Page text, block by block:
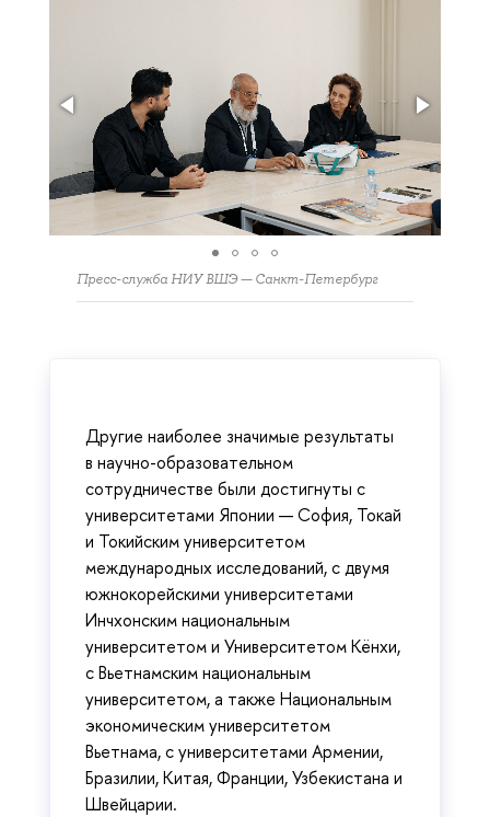
Пресс-служба НИУ ВШЭ — Санкт-Петербург
Другие наиболее значимые результаты
в научно-образовательном
сотрудничестве были достигнуты с
университетами Японии — София, Токай
и Токийским университетом
международных исследований, с двумя
южнокорейскими университетами
Инчхонским национальным
университетом и Университетом Кёнхи,
с Вьетнамским национальным
университетом, а также Национальным
экономическим университетом
Вьетнама, с университетами Армении,
Бразилии, Китая, Франции, Узбекистана и
Швейцарии.